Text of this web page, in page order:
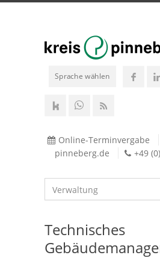
Sprache wählen
Online-Terminvergabe
pinneberg.de
+49
Technisches